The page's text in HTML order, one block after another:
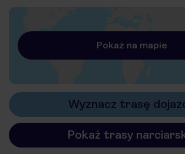
Pokaż na mapie
Wyznacz trasę
Pokaż trasy